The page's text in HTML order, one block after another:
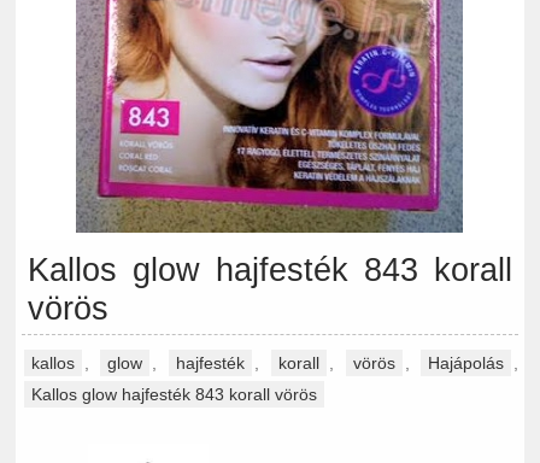
Kallos glow hajfesték 843 korall
vörös
kallos glow hajfesték korall vörös Hajápolás
Kallos glow hajfesték 843 korall vörös